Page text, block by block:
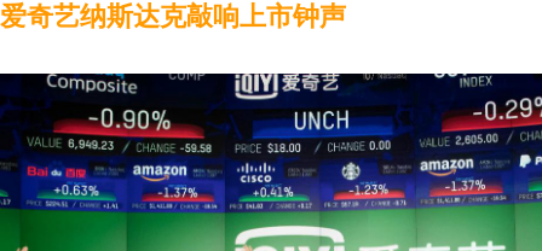
爱奇艺纳斯达克敲响上市钟声